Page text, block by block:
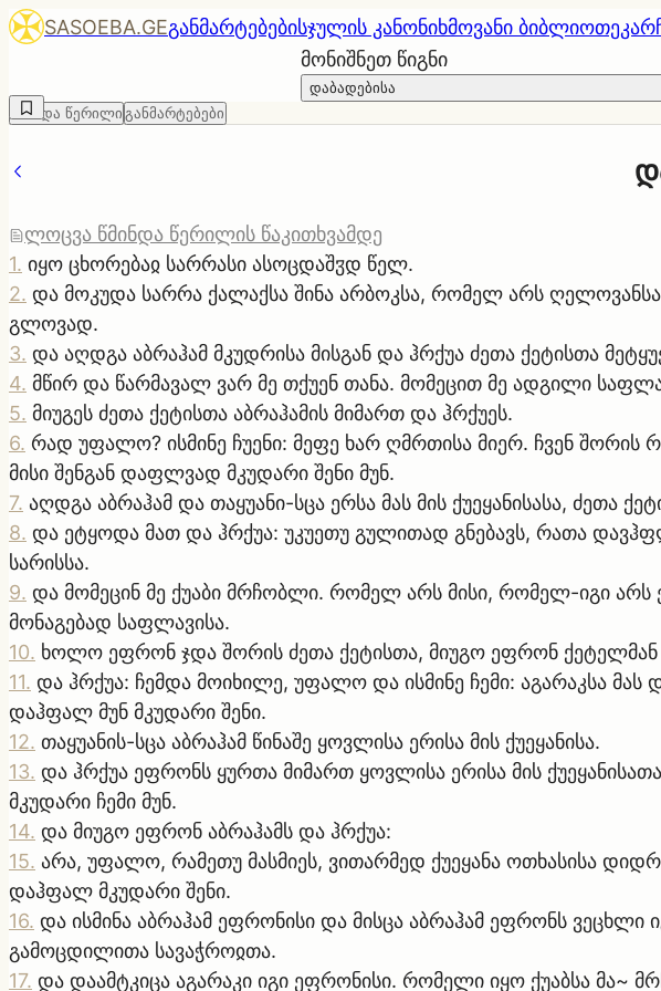
SASOEBA.GEგანმარტებებისჯულის კანონიხმოვანი ბიბლიოთეკა
მონიშნეთ წიგნი
დაბადებისა
წმინდა წერილი განმარტებები
ლოცვა წმინდა წერილის წაკითხვამდე
1. იყო ცხორებაჲ სარრასი ასოცდაშჳდ წელ.
2. და მოკუდა სარრა ქალაქსა შინა არბოკსა, რომელ არს ღელოვანსა
გლოვად.
3. და აღდგა აბრაჰამ მკუდრისა მისგან და ჰრქუა ძეთა ქეტისთა
4. მწირ და წარმავალ ვარ მე თქუენ თანა. მომეცით მე ადგილი
5. მიუგეს ძეთა ქეტისთა აბრაჰამის მიმართ და ჰრქუეს.
6. რად უფალო? ისმინე ჩუენი: მეფე ხარ ღმრთისა მიერ. ჩვენ
მისი შენგან დაფლვად მკუდარი შენი მუნ.
7. აღდგა აბრაჰამ და თაყუანი-სცა ერსა მას მის ქუეყანისასა, ძეთა
8. და ეტყოდა მათ და ჰრქუა: უკუეთუ გულითად გნებავს, რათა
სარისსა.
9. და მომეცინ მე ქუაბი მრჩობლი. რომელ არს მისი, რომელ-იგი არს
მონაგებად საფლავისა.
10. ხოლო ეფრონ ჯდა შორის ძეთა ქეტისთა, მიუგო ეფრონ ქეტელმან
11. და ჰრქუა: ჩემდა მოიხილე, უფალო და ისმინე ჩემი: აგარაკსა მას
დაჰფალ მუნ მკუდარი შენი.
12. თაყუანის-სცა აბრაჰამ წინაშე ყოვლისა ერისა მის ქუეყანისა.
13. და ჰრქუა ეფრონს ყურთა მიმართ ყოვლისა ერისა მის
მკუდარი ჩემი მუნ.
14. და მიუგო ეფრონ აბრაჰამს და ჰრქუა:
15. არა, უფალო, რამეთუ მასმიეს, ვითარმედ ქუეყანა ოთხასისა
დაჰფალ მკუდარი შენი.
16. და ისმინა აბრაჰამ ეფრონისი და მისცა აბრაჰამ ეფრონს
გამოცდილითა სავაჭროჲთა.
17. და დაამტკიცა აგარაკი იგი ეფრონისი. რომელი იყო ქუაბსა მა~